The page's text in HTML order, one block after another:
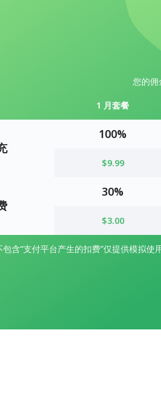
您的佣
1 月套餐
100%
$9.99
30%
$3.00
含“支付平台产生的扣费”仅提供模拟使用